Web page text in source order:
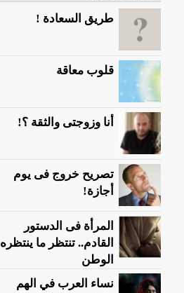
طريق السعادة !
قلوب معاقة
أنا وزوجتى والثقة ؟!
تصريح خروج فى يوم
أجازة!
المرأة فى الدستور
القادم.. تنتظر ما ينتظره
الوطن
نساء العرب في الهم